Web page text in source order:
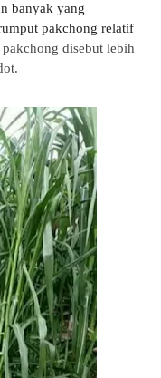
banyak yang
pakchong relatif
disebut lebih